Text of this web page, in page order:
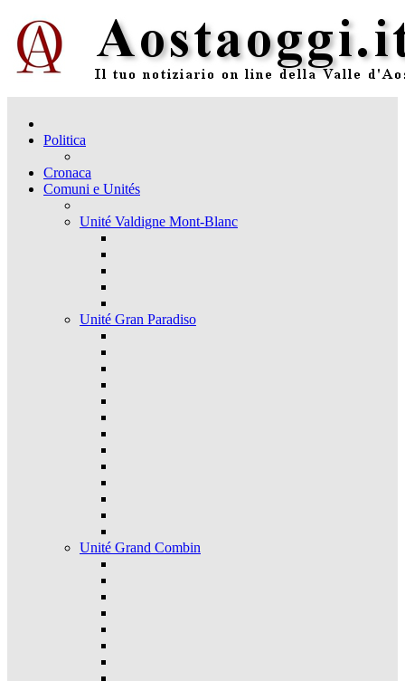
Politica
Cronaca
Comuni e Unités
Unité Valdigne Mont-Blanc
Unité Gran Paradiso
Unité Grand Combin